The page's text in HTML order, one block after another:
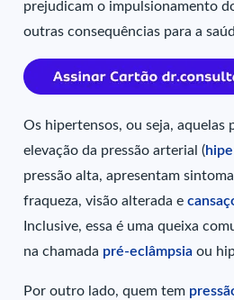
prejudicam o impulsionamento
outras consequências para a
Os hipertensos, ou seja, aquelas
elevação da pressão arterial (
pressão alta, apresentam
fraqueza, visão alterada e
Inclusive, essa é uma queixa
na chamada pré-eclâmpsia ou
Por outro lado, quem tem